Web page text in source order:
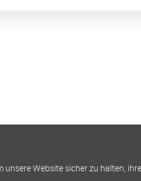
Website sicher zu halten,